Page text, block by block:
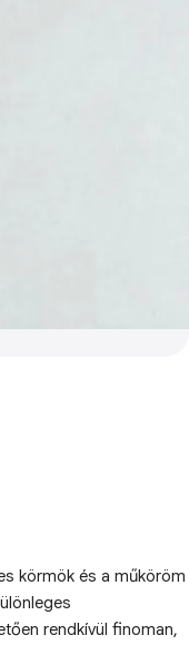
körmök és a műköröm
rendkívül finoman,